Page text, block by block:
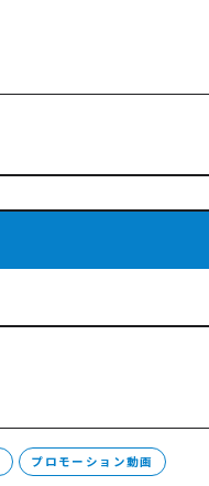
プロモーション動画